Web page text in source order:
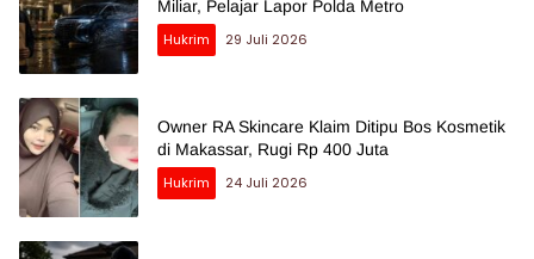
Miliar, Pelajar Lapor Polda Metro
Hukrim
29 Juli 2026
Owner RA Skincare Klaim Ditipu Bos Kosmetik
di Makassar, Rugi Rp 400 Juta
Hukrim
24 Juli 2026